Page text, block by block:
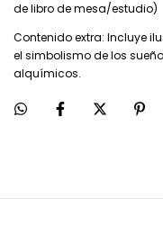
de libro de mesa/estudio)
Contenido extra: Incluye
el simbolismo de los
alquímicos.